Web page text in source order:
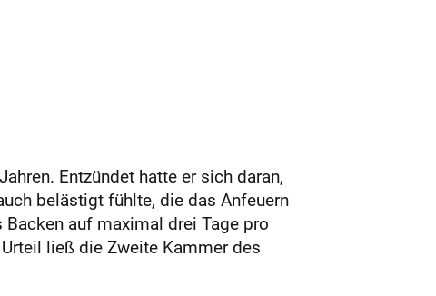
Entzündet hatte er sich daran,
belästigt fühlte, die das Anfeuern
auf maximal drei Tage pro
ließ die Zweite Kammer des